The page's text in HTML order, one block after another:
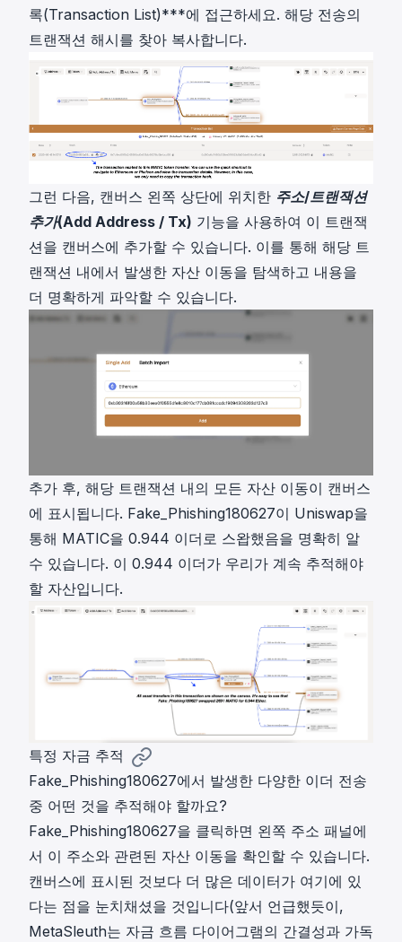
록(Transaction List)***에 접근하세요. 해당 전송의
트랜잭션 해시를 찾아 복사합니다.
그런 다음, 캔버스 왼쪽 상단에 위치한 주소/트랜잭션
추가(Add Address / Tx) 기능을 사용하여 이 트랜잭
션을 캔버스에 추가할 수 있습니다. 이를 통해 해당 트
랜잭션 내에서 발생한 자산 이동을 탐색하고 내용을
더 명확하게 파악할 수 있습니다.
추가 후, 해당 트랜잭션 내의 모든 자산 이동이 캔버스
에 표시됩니다. Fake_Phishing180627이 Uniswap을
통해 MATIC을 0.944 이더로 스왑했음을 명확히 알
수 있습니다. 이 0.944 이더가 우리가 계속 추적해야
할 자산입니다.
특정 자금 추적
Fake_Phishing180627에서 발생한 다양한 이더 전송
중 어떤 것을 추적해야 할까요?
Fake_Phishing180627을 클릭하면 왼쪽 주소 패널에
서 이 주소와 관련된 자산 이동을 확인할 수 있습니다.
캔버스에 표시된 것보다 더 많은 데이터가 여기에 있
다는 점을 눈치채셨을 것입니다(앞서 언급했듯이,
MetaSleuth는 자금 흐름 다이어그램의 간결성과 가독